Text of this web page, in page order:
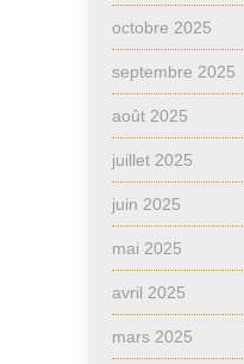
octobre 2025
septembre 2025
août 2025
juillet 2025
juin 2025
mai 2025
avril 2025
mars 2025